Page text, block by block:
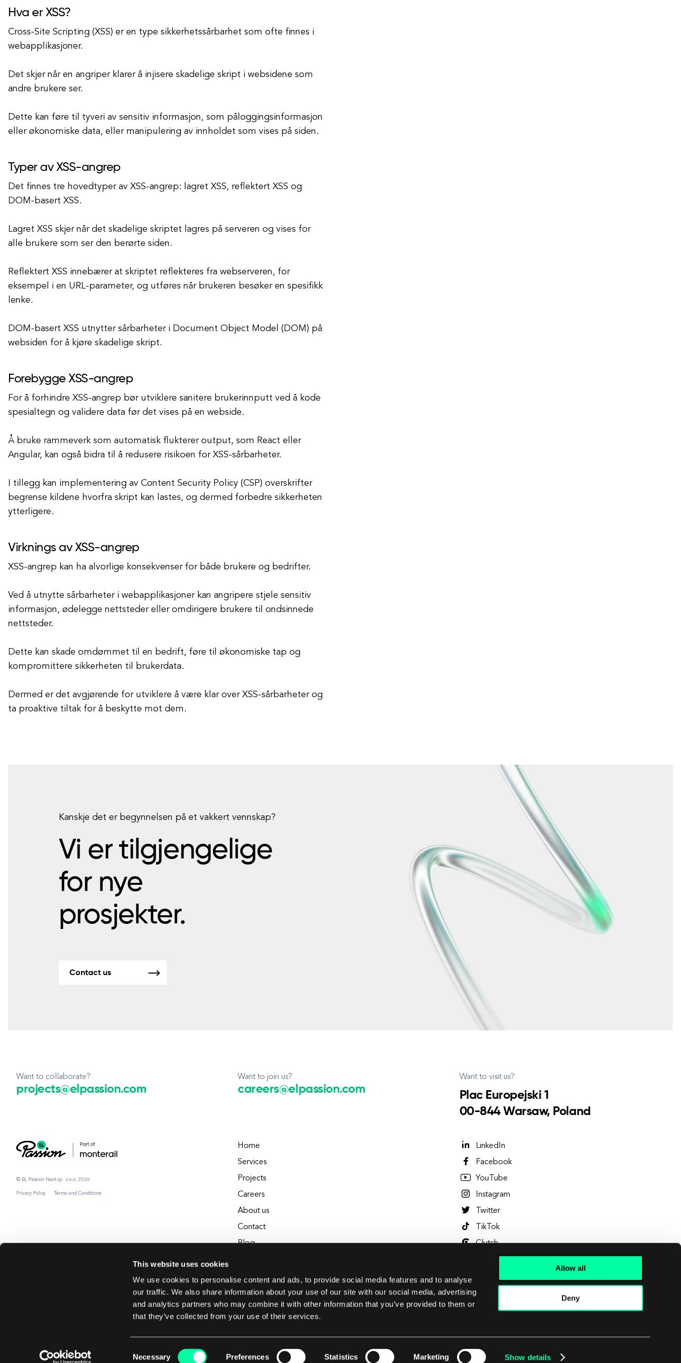
This website uses cookies
We use cookies to personalise content and ads, to provide social media features and to analyse
our traffic. We also share information about your use of our site with our social media, advertising
and analytics partners who may combine it with other information that you’ve provided to them or
that they’ve collected from your use of their services.
Necessary Preferences Statistics Marketing Show details
Allow all
Deny
Hva er XSS?
Cross-Site Scripting (XSS) er en type sikkerhetssårbarhet som ofte finnes i
webapplikasjoner.
Det skjer når en angriper klarer å injisere skadelige skript i websidene som
andre brukere ser.
Dette kan føre til tyveri av sensitiv informasjon, som påloggingsinformasjon
eller økonomiske data, eller manipulering av innholdet som vises på siden.
Typer av XSS-angrep
Det finnes tre hovedtyper av XSS-angrep: lagret XSS, reflektert XSS og
DOM-basert XSS.
Lagret XSS skjer når det skadelige skriptet lagres på serveren og vises for
alle brukere som ser den berørte siden.
Reflektert XSS innebærer at skriptet reflekteres fra webserveren, for
eksempel i en URL-parameter, og utføres når brukeren besøker en spesifikk
lenke.
DOM-basert XSS utnytter sårbarheter i Document Object Model (DOM) på
websiden for å kjøre skadelige skript.
Forebygge XSS-angrep
For å forhindre XSS-angrep bør utviklere sanitere brukerinnputt ved å kode
spesialtegn og validere data før det vises på en webside.
Å bruke rammeverk som automatisk flukterer output, som React eller
Angular, kan også bidra til å redusere risikoen for XSS-sårbarheter.
I tillegg kan implementering av Content Security Policy (CSP) overskrifter
begrense kildene hvorfra skript kan lastes, og dermed forbedre sikkerheten
ytterligere.
Virknings av XSS-angrep
XSS-angrep kan ha alvorlige konsekvenser for både brukere og bedrifter.
Ved å utnytte sårbarheter i webapplikasjoner kan angripere stjele sensitiv
informasjon, ødelegge nettsteder eller omdirigere brukere til ondsinnede
nettsteder.
Dette kan skade omdømmet til en bedrift, føre til økonomiske tap og
kompromittere sikkerheten til brukerdata.
Dermed er det avgjørende for utviklere å være klar over XSS-sårbarheter og
ta proaktive tiltak for å beskytte mot dem.
Kanskje det er begynnelsen på et vakkert vennskap?
Vi er tilgjengelige
for nye
prosjekter.
Contact us
Want to collaborate?
projects@elpassion.com
Want to join us?
careers@elpassion.com
Want to visit us?
Plac Europejski 1
00-844 Warsaw, Poland
© EL Passion Next sp. z o.o. 2026
Privacy Policy Terms and Conditions
Home
Services
Projects
Careers
About us
Contact
Blog
EL Chrono - Affordable Time Tracking
BuildEL
LinkedIn
Facebook
YouTube
Instagram
Twitter
TikTok
Clutch
Dribbble